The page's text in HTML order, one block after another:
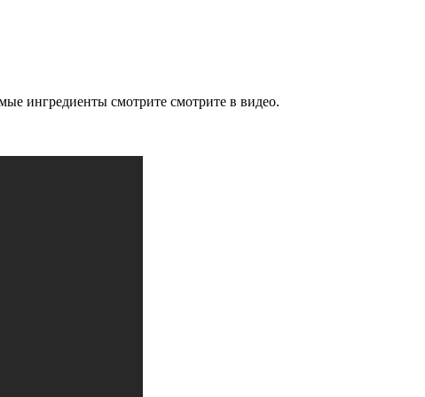
ингредиенты смотрите смотрите в видео.